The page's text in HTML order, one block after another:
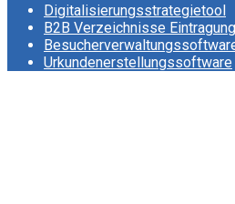
Digitalisierungsstrategietool
B2B Verzeichnisse
Urkundenerstellungssoftware